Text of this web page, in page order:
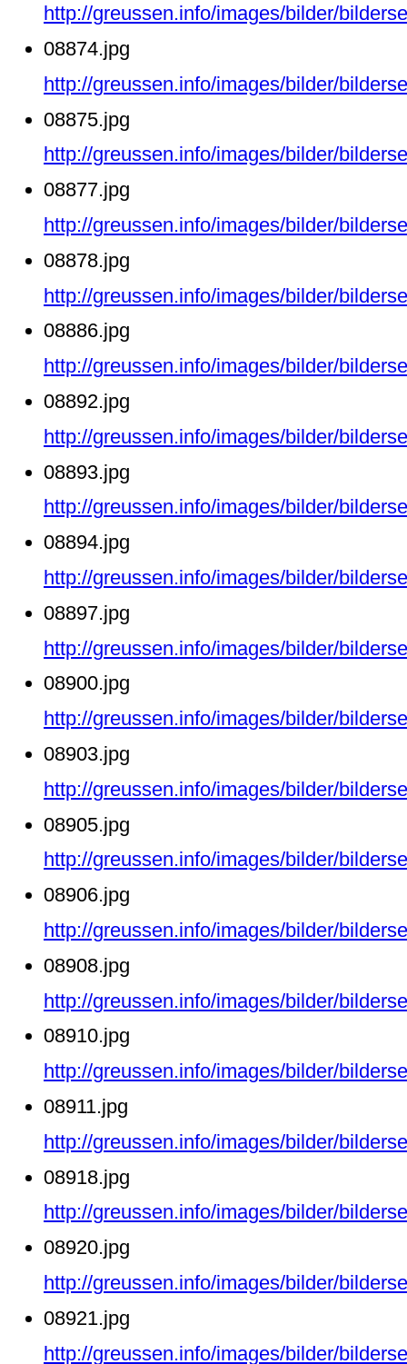
http://greussen.info/images/bilder/
08874.jpg
http://greussen.info/images/bilder/
08875.jpg
http://greussen.info/images/bilder/
08877.jpg
http://greussen.info/images/bilder/
08878.jpg
http://greussen.info/images/bilder/
08886.jpg
http://greussen.info/images/bilder/
08892.jpg
http://greussen.info/images/bilder/
08893.jpg
http://greussen.info/images/bilder/
08894.jpg
http://greussen.info/images/bilder/
08897.jpg
http://greussen.info/images/bilder/
08900.jpg
http://greussen.info/images/bilder/
08903.jpg
http://greussen.info/images/bilder/
08905.jpg
http://greussen.info/images/bilder/
08906.jpg
http://greussen.info/images/bilder/
08908.jpg
http://greussen.info/images/bilder/
08910.jpg
http://greussen.info/images/bilder/
08911.jpg
http://greussen.info/images/bilder/
08918.jpg
http://greussen.info/images/bilder/
08920.jpg
http://greussen.info/images/bilder/
08921.jpg
http://greussen.info/images/bilder/